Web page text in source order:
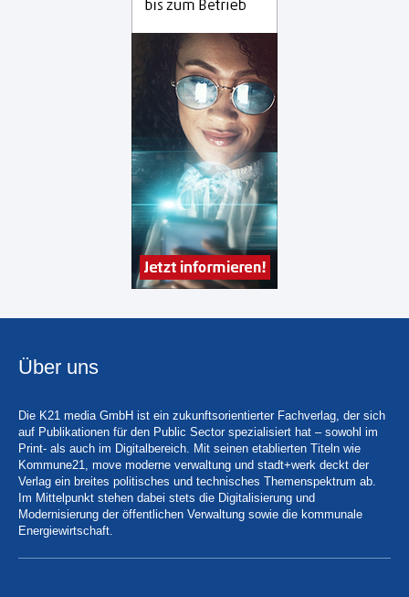
Über uns
Die K21 media GmbH ist ein zukunftsorientierter Fachverlag, der sich
auf Publikationen für den Public Sector spezialisiert hat – sowohl im
Print- als auch im Digitalbereich. Mit seinen etablierten Titeln wie
Kommune21, move moderne verwaltung und stadt+werk deckt der
Verlag ein breites politisches und technisches Themenspektrum ab.
Im Mittelpunkt stehen dabei stets die Digitalisierung und
Modernisierung der öffentlichen Verwaltung sowie die kommunale
Energiewirtschaft.